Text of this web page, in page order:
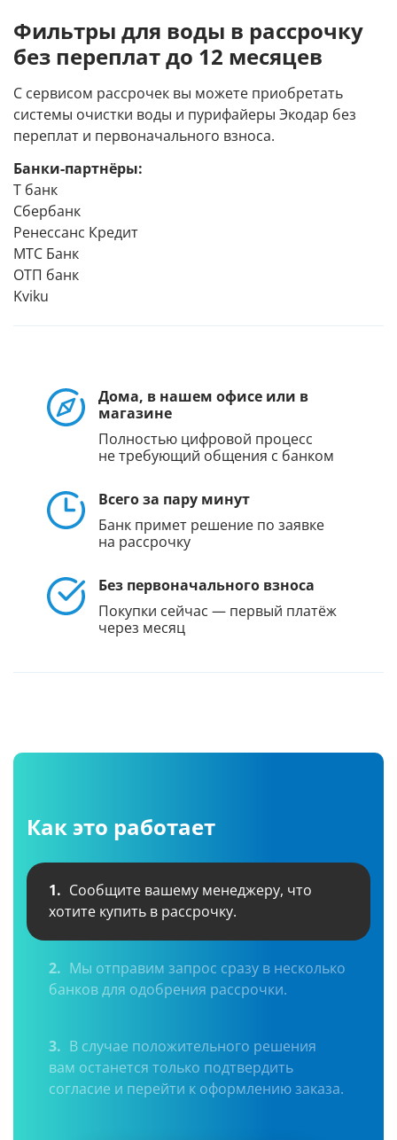
Фильтры для воды в рассрочку
без переплат до 12 месяцев
С сервисом рассрочек вы можете приобретать
системы очистки воды и пурифайеры Экодар без
переплат и первоначального взноса.
Банки-партнёры:
Т банк
Сбербанк
Ренессанс Кредит
МТС Банк
ОТП банк
Kviku
Дома, в нашем офисе или в
магазине
Полностью цифровой процесс
не требующий общения с банком
Всего за пару минут
Банк примет решение по заявке
на рассрочку
Без первоначального взноса
Покупки сейчас — первый платёж
через месяц
Как это работает
1. Сообщите вашему менеджеру, что
хотите купить в рассрочку.
2. Мы отправим запрос сразу в несколько
банков для одобрения рассрочки.
3. В случае положительного решения
вам останется только подтвердить
согласие и перейти к оформлению заказа.